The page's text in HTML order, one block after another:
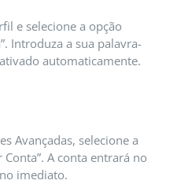
e selecione a opção
Introduza a sua palavra-
automaticamente.
Avançadas, selecione a
Conta”. A conta entrará no
imediato.